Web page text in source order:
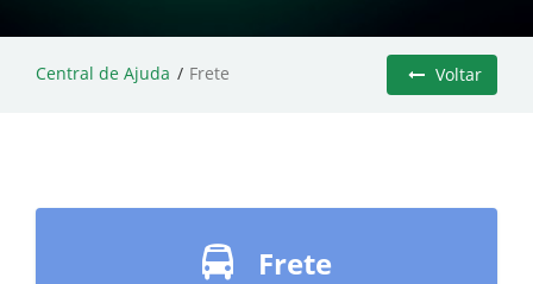
Central de Ajuda Frete Voltar
Frete